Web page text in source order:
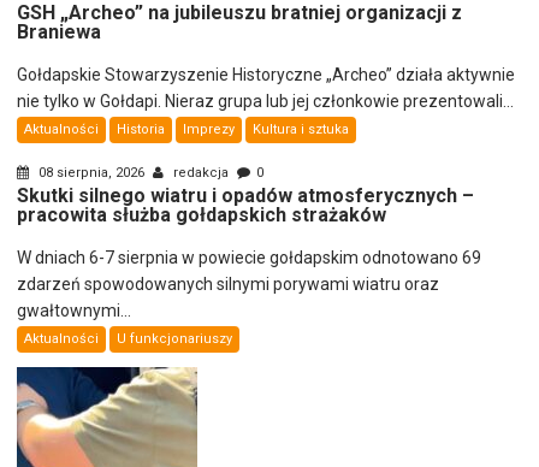
GSH „Archeo” na jubileuszu bratniej organizacji z
Braniewa
Gołdapskie Stowarzyszenie Historyczne „Archeo” działa aktywnie
nie tylko w Gołdapi. Nieraz grupa lub jej członkowie prezentowali...
Aktualności Historia Imprezy Kultura i sztuka
08 sierpnia, 2026 redakcja 0
Skutki silnego wiatru i opadów atmosferycznych –
pracowita służba gołdapskich strażaków
W dniach 6-7 sierpnia w powiecie gołdapskim odnotowano 69
zdarzeń spowodowanych silnymi porywami wiatru oraz
gwałtownymi...
Aktualności U funkcjonariuszy